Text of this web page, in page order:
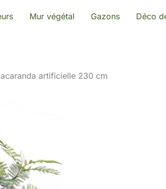
Mur végétal Gazons Déco
artificielle 230 cm